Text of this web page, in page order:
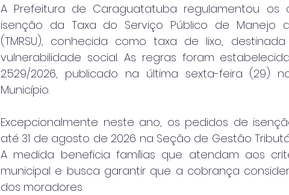
A Prefeitura de Caraguatatuba regulamentou os
isenção da Taxa do Serviço Público de Manejo
(TMRSU), conhecida como taxa de lixo,
vulnerabilidade social. As regras foram
2.529/2026, publicado na última sexta-feira (29)
Município.
Excepcionalmente neste ano, os pedidos de
até 31 de agosto de 2026 na Seção de Gestão
A medida beneficia famílias que atendam aos
municipal e busca garantir que a cobrança
dos moradores.